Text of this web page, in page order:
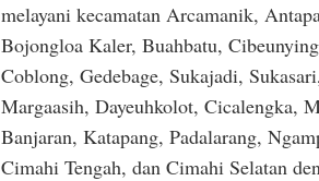
melayani kecamatan Arcamanik,
Bojongloa Kaler, Buahbatu,
Coblong, Gedebage, Sukajadi,
Margaasih, Dayeuhkolot, Cicalengka,
Banjaran, Katapang, Padalarang,
Cimahi Tengah, dan Cimahi Selatan